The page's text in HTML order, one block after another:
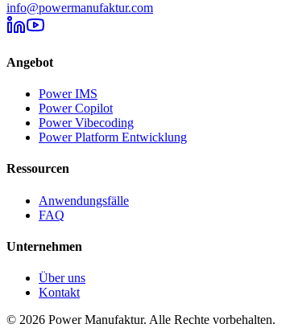
info@powermanufaktur.com
Angebot
Power IMS
Power Copilot
Power Vibecoding
Power Platform Entwicklung
Ressourcen
Anwendungsfälle
FAQ
Unternehmen
Über uns
Kontakt
© 2026 Power Manufaktur. Alle Rechte vorbehalten.